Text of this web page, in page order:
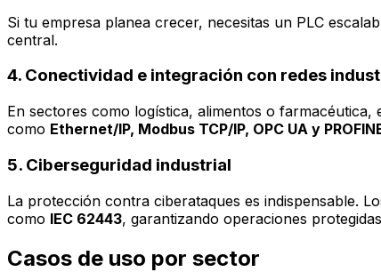
Si tu empresa planea crecer, necesitas un PLC
central.
4. Conectividad e integración con redes
En sectores como logística, alimentos o
como Ethernet/IP, Modbus TCP/IP, OPC UA y
5. Ciberseguridad industrial
La protección contra ciberataques es indispensable.
como IEC 62443, garantizando operaciones
Casos de uso por sector